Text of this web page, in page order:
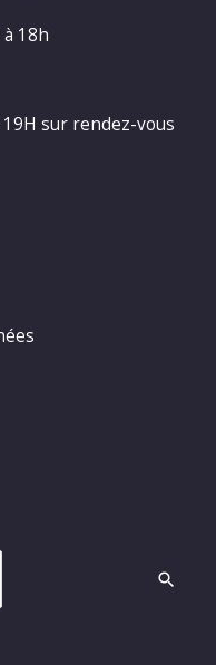
18h
sur rendez-vous